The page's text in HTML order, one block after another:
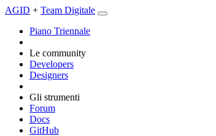
AGID + Team Digitale
Piano Triennale
Le community
Developers
Designers
Gli strumenti
Forum
Docs
GitHub